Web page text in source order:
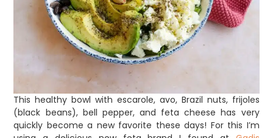
This healthy bowl with escarole, avo, Brazil nuts, frijoles
(black beans), bell pepper, and feta cheese has very
quickly become a new favorite these days! For this I’m